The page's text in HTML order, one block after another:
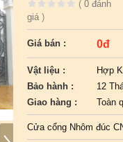
( 0 đánh
giá )
Giá bán : 0đ
Vật liệu :
Hợp
Bảo hành :
12
Giao hàng :
Toàn
Cửa cổng Nhôm đúc